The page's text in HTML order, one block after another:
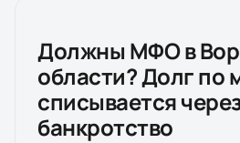
Должны МФО в
области? Долг по
списывается
банкротство